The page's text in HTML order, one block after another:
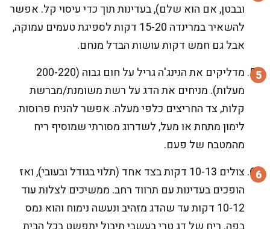
ובבטן, אם הוא שלם), בעדינות תוך כדי עיסוי קל. אפשר
להשאיר במרינדה 15-20 דקות לספיגת טעמים עמוקה,
אבל גם חמש דקות עושות הבדל מנחם.
מדליקים את הנינג'ה גריל על חום גבוה (200-220
מעלות). מניחים את הדג על רשת משומנת/מברשת
קלות, צד החריצים כלפי מעלה. אפשר להניח פרוסות
לימון מתחת או מעל, לשדרוג מסורתי שמוסיף ריח
מהמטבח של פעם.
צולים 10-13 דקות בצד אחד (תלוי בגודל ובעובי), ואז
הופכים בעדינות עם תרווד רחב. ממשיכים לצלות עוד
10-12 דקות עד שהדג מזהיב ונעשה נימוח והוא נמס